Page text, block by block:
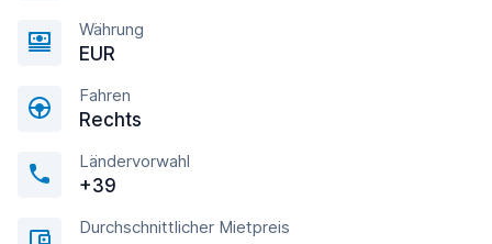
Währung
EUR
Fahren
Rechts
Ländervorwahl
+39
Durchschnittlicher Mietpreis